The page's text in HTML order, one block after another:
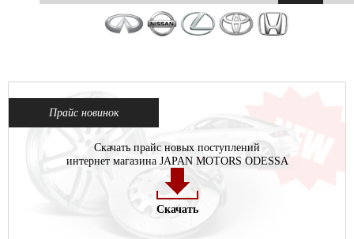
Прайс новинок
Скачать прайс новых поступлений
интернет магазина JAPAN MOTORS ODESSA
Скачать